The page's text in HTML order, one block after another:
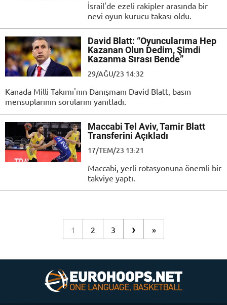
İsrail'de ezeli rakipler arasında bir
nevi oyun kurucu takası oldu.
David Blatt: “Oyuncularıma Hep
Kazanan Olun Dedim, Şimdi
Kazanma Sırası Bende”
29/AĞU/23 14:32
Kanada Milli Takımı'nın Danışmanı David Blatt, basın
mensuplarının sorularını yanıtladı.
Maccabi Tel Aviv, Tamir Blatt
Transferini Açıkladı
17/TEM/23 13:21
Maccabi, yerli rotasyonuna önemli bir
takviye yaptı.
1 2 3 › »